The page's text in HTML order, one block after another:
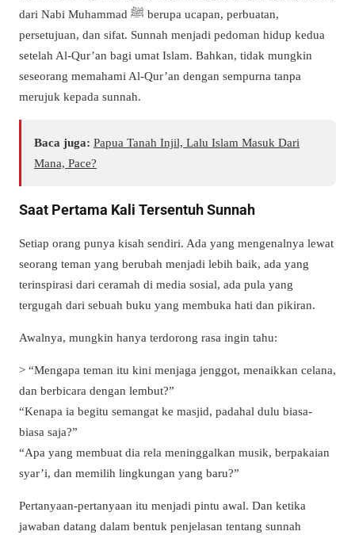
dari Nabi Muhammad ﷺ berupa ucapan, perbuatan,
persetujuan, dan sifat. Sunnah menjadi pedoman hidup kedua
setelah Al-Qur’an bagi umat Islam. Bahkan, tidak mungkin
seseorang memahami Al-Qur’an dengan sempurna tanpa
merujuk kepada sunnah.
Baca juga: Papua Tanah Injil, Lalu Islam Masuk Dari
Mana, Pace?
Saat Pertama Kali Tersentuh Sunnah
Setiap orang punya kisah sendiri. Ada yang mengenalnya lewat
seorang teman yang berubah menjadi lebih baik, ada yang
terinspirasi dari ceramah di media sosial, ada pula yang
tergugah dari sebuah buku yang membuka hati dan pikiran.
Awalnya, mungkin hanya terdorong rasa ingin tahu:
> “Mengapa teman itu kini menjaga jenggot, menaikkan celana,
dan berbicara dengan lembut?”
“Kenapa ia begitu semangat ke masjid, padahal dulu biasa-
biasa saja?”
“Apa yang membuat dia rela meninggalkan musik, berpakaian
syar’i, dan memilih lingkungan yang baru?”
Pertanyaan-pertanyaan itu menjadi pintu awal. Dan ketika
jawaban datang dalam bentuk penjelasan tentang sunnah